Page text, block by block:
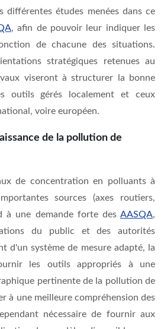
différentes études menées dans ce
, afin de pouvoir leur indiquer les
de chacune des situations.
stratégiques retenues au
viseront à structurer la bonne
outils gérés localement et ceux
voire européen.
de la pollution de
de concentration en polluants à
sources (axes routiers,
à une demande forte des AASQA,
du public et des autorités
d'un système de mesure adapté, la
les outils appropriés à une
pertinente de la pollution de
à une meilleure compréhension des
nécessaire de fournir aux